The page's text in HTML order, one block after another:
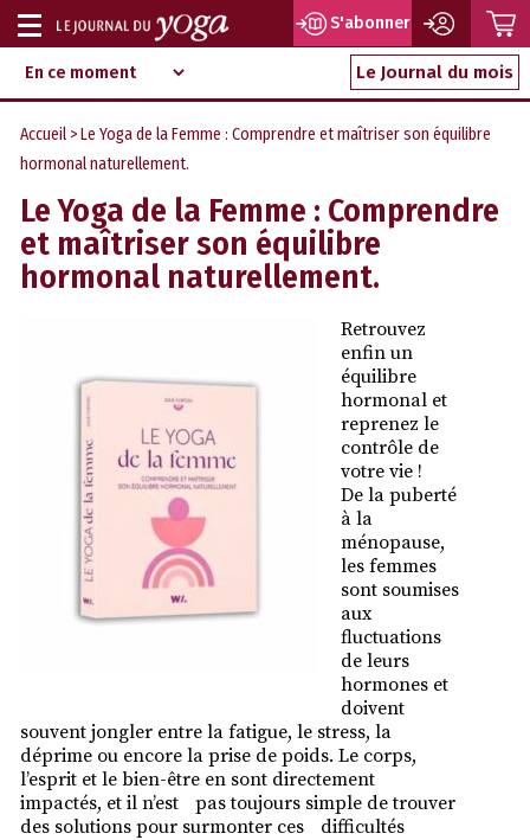
Aller
au
contenu
d‘information
indépendant
Afficher
ou
masquer
la
navigation
S'abonner
Le Journal du mois
Accueil > Le Yoga de la Femme : Comprendre et maîtriser son équilibre
hormonal naturellement.
Le Yoga de la Femme : Comprendre
et maîtriser son équilibre
hormonal naturellement.
Retrouvez
enfin un
équilibre
hormonal et
reprenez le
contrôle de
votre vie !
De la puberté
à la
ménopause,
les femmes
sont soumises
aux
fluctuations
de leurs
hormones et
doivent
souvent jongler entre la fatigue, le stress, la
déprime ou encore la prise de poids. Le corps,
l’esprit et le bien-être en sont directement
impactés, et il n’est pas toujours simple de trouver
des solutions pour surmonter ces difficultés